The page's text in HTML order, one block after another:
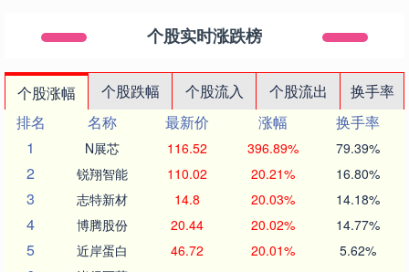
个股实时涨跌榜
个股涨幅 个股跌幅 个股流入 个股流出
换手率
排名
名称 最新价 涨幅
换手率
1
N展芯 116.52 396.89% 79.39%
2 锐翔智能 110.02 20.21% 16.80%
3 志特新材 14.8 20.03% 14.18%
4 博腾股份 20.44 20.02% 14.77%
5 近岸蛋白 46.72 20.01% 5.62%